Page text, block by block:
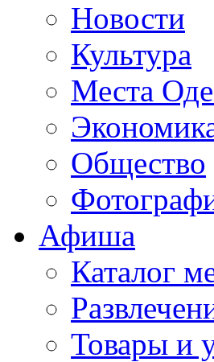
Новости
Культура
Места
Общество
Афиша
Каталог
Товары и